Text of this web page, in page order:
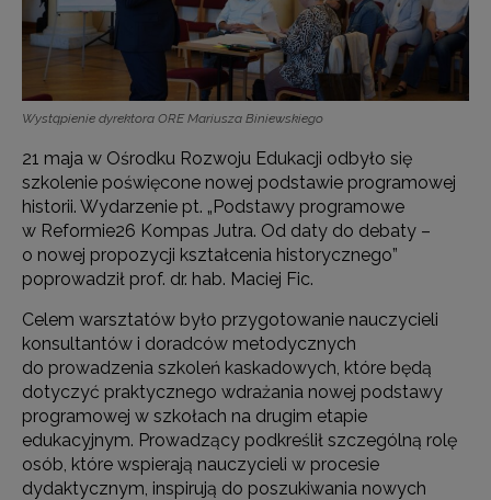
Wystąpienie dyrektora ORE Mariusza Biniewskiego
21 maja w Ośrodku Rozwoju Edukacji odbyło się
szkolenie poświęcone nowej podstawie programowej
historii. Wydarzenie pt. „Podstawy programowe
w Reformie26 Kompas Jutra. Od daty do debaty –
o nowej propozycji kształcenia historycznego”
poprowadził prof. dr. hab. Maciej Fic.
Celem warsztatów było przygotowanie nauczycieli
konsultantów i doradców metodycznych
do prowadzenia szkoleń kaskadowych, które będą
dotyczyć praktycznego wdrażania nowej podstawy
programowej w szkołach na drugim etapie
edukacyjnym. Prowadzący podkreślił szczególną rolę
osób, które wspierają nauczycieli w procesie
dydaktycznym, inspirują do poszukiwania nowych